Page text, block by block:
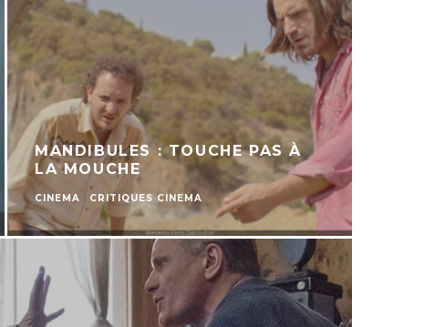
MANDIBULES : TOUCHE PAS À
LA MOUCHE
CINEMA CRITIQUES CINEMA